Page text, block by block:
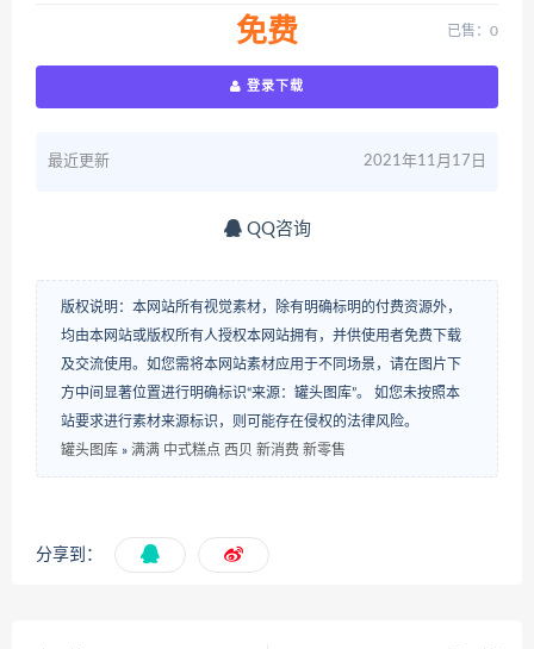
免费 已售：0
登录下载
最近更新 2021年11月17日
QQ咨询
版权说明：本网站所有视觉素材，除有明确标明的付费资源外，
均由本网站或版权所有人授权本网站拥有，并供使用者免费下载
及交流使用。如您需将本网站素材应用于不同场景，请在图片下
方中间显著位置进行明确标识“来源：罐头图库”。 如您未按照本
站要求进行素材来源标识，则可能存在侵权的法律风险。
罐头图库 » 满满 中式糕点 西贝 新消费 新零售
分享到：